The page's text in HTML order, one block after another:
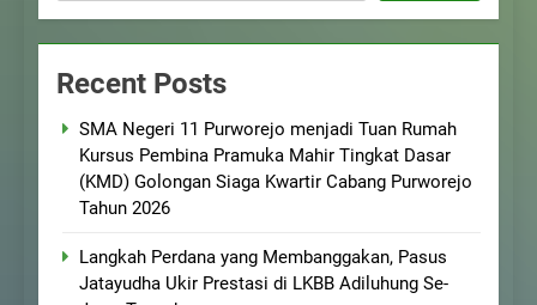
Recent Posts
SMA Negeri 11 Purworejo menjadi Tuan Rumah
Kursus Pembina Pramuka Mahir Tingkat Dasar
(KMD) Golongan Siaga Kwartir Cabang Purworejo
Tahun 2026
Langkah Perdana yang Membanggakan, Pasus
Jatayudha Ukir Prestasi di LKBB Adiluhung Se-